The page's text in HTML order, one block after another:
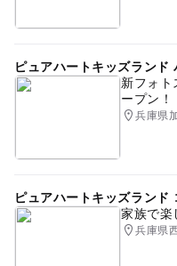
ピュアハートキッズランド
新フォト
ープン！
兵庫県
ピュアハートキッズランド
家族で楽
兵庫県